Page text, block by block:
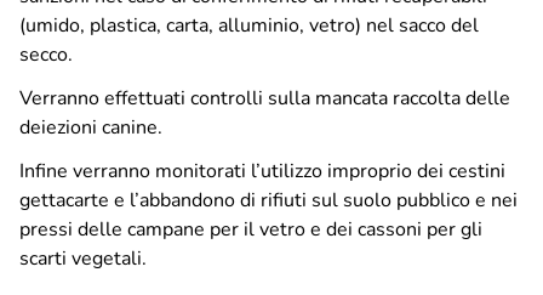
(umido, plastica, carta, alluminio, vetro) nel sacco del
secco.
Verranno effettuati controlli sulla mancata raccolta delle
deiezioni canine.
Infine verranno monitorati l’utilizzo improprio dei cestini
gettacarte e l’abbandono di rifiuti sul suolo pubblico e nei
pressi delle campane per il vetro e dei cassoni per gli
scarti vegetali.